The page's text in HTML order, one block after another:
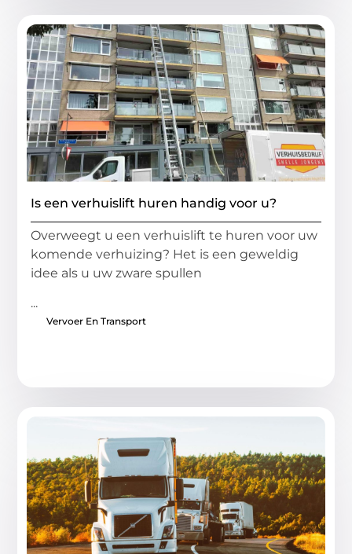
Is een verhuislift huren handig voor u?
Overweegt u een verhuislift te huren voor uw
komende verhuizing? Het is een geweldig
idee als u uw zware spullen
...
Vervoer En Transport